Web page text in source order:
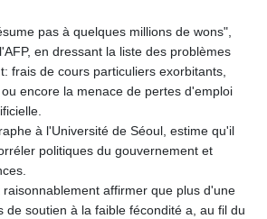
pas à quelques millions de wons",
en dressant la liste des problèmes
frais de cours particuliers exorbitants,
encore la menace de pertes d'emploi
à l'Université de Séoul, estime qu'il
politiques du gouvernement et
affirmer que plus d'une
de soutien à la faible fécondité a, au fil du